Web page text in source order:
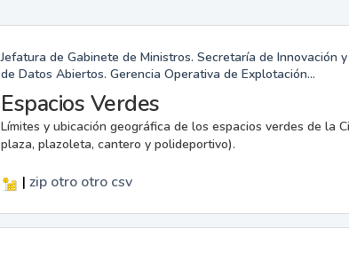
Jefatura de Gabinete de Ministros. Secretaría de Innovación
de Datos Abiertos. Gerencia Operativa de Explotación...
Espacios Verdes
Límites y ubicación geográfica de los espacios verdes de la
plaza, plazoleta, cantero y polideportivo).
| zip otro otro csv